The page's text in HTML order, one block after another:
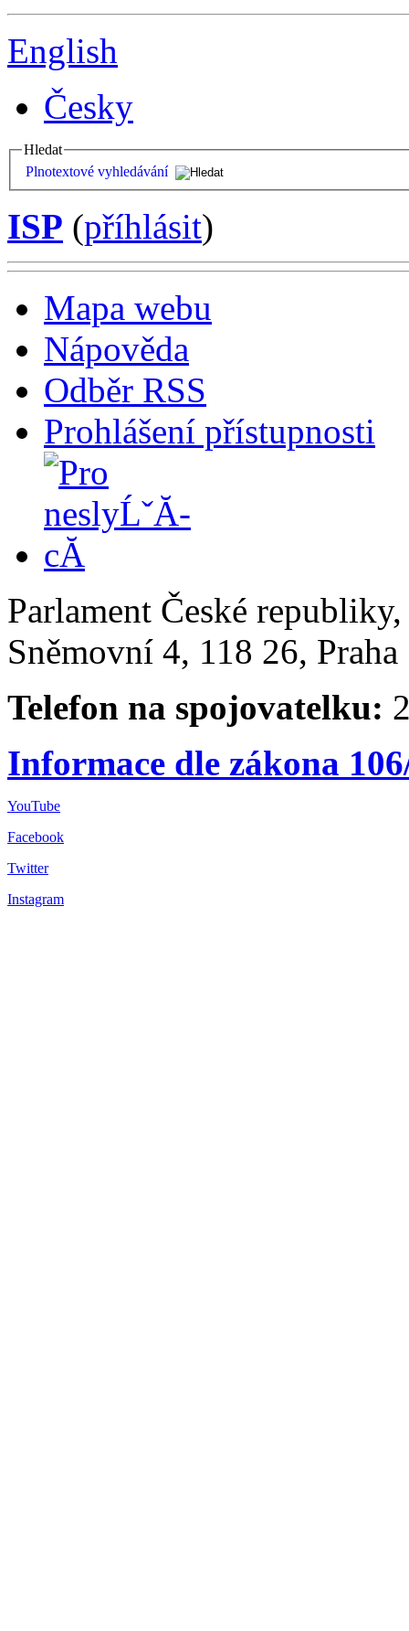
English
Česky
Hledat
Plnotextové vyhledávání
ISP (příhlásit)
Mapa webu
Nápověda
Odběr RSS
Prohlášení přístupnosti
Parlament České
Sněmovní 4, 118 26,
Telefon na spojovatelku:
Informace dle zákona
YouTube
Facebook
Twitter
Instagram